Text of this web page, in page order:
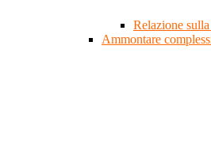
Relazione
Ammontare